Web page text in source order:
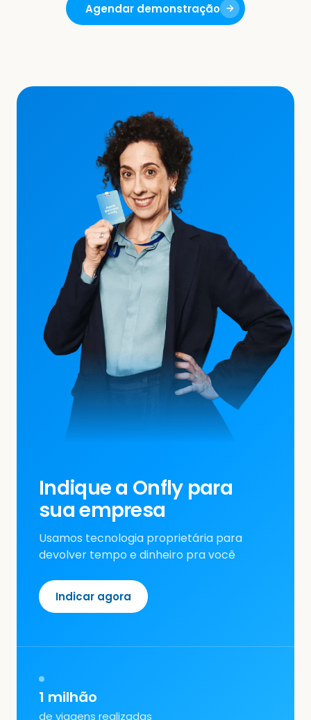
Agendar demonstração
Indique a Onfly para
sua empresa
Usamos tecnologia proprietária para
devolver tempo e dinheiro pra você
Indicar agora
1 milhão
de viagens realizadas